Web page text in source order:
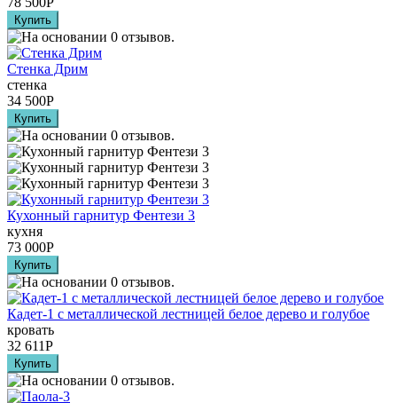
Стенка Дрим
стенка
34 500Р
Кухонный гарнитур Фентези 3
кухня
73 000Р
Кадет-1 с металлической лестницей белое дерево и голубое
кровать
32 611Р